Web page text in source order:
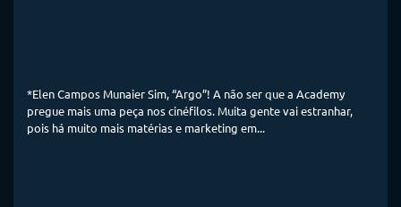
*Elen Campos Munaier Sim, “Argo”! A não ser que a Academy
pregue mais uma peça nos cinéfilos. Muita gente vai estranhar,
pois há muito mais matérias e marketing em...